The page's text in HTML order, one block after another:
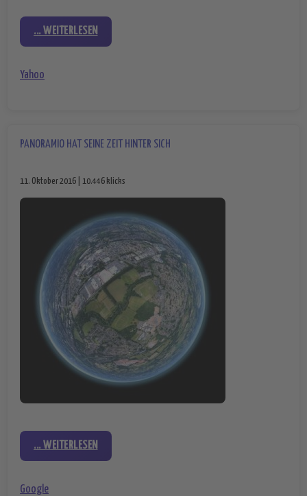
... WEITERLESEN
Yahoo
PANORAMIO HAT SEINE ZEIT HINTER SICH
11. Oktober 2016 | 10.446 klicks
... WEITERLESEN
Google